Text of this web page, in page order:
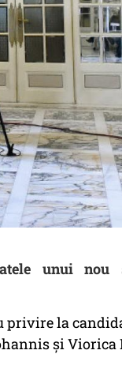
unui nou
privire la
și Viorica